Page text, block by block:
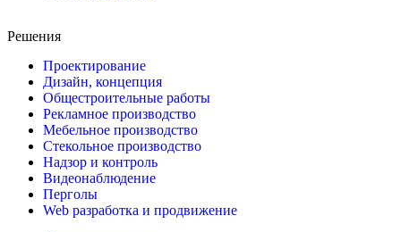
Решения
Проектирование
Дизайн, концепция
Общестроительные работы
Рекламное производство
Мебельное производство
Стекольное производство
Надзор и контроль
Видеонаблюдение
Перголы
Web разработка и продвижение